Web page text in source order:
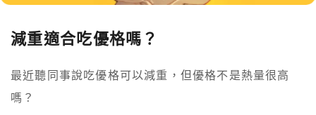
減重適合吃優格嗎？
最近聽同事說吃優格可以減重，但優格不是熱量很高
嗎？